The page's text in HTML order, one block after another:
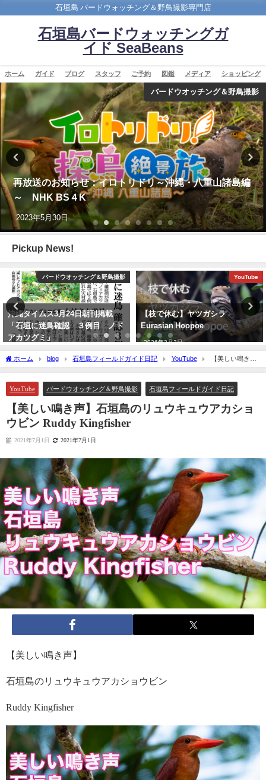
石垣島 バードウォッチング＆野鳥撮影専門店
石垣島バードウォッチングガ
イド SeaBeans
ホーム ガイド ブログ スタッフ ご予約 図鑑 メディア ショッピング
バードウオッチング＆野鳥撮影
再放送のお知らせ：イロトリドリ～沖縄・八重山諸島編
～ NHK BS４K
2023年5月30日
Pickup News!
バードウオッチング＆野鳥撮影
沖縄タイムス3月24日朝刊掲載
「石垣に迷鳥確認 ３例目 ノド
アカツグミ」
YouTube
【枝で休む】ヤツガシラ
Eurasian Hoopoe
2026年3月3日
ホーム blog 石垣島フィールドガイド日記 YouTube
【美しい鳴き
声】石垣島のリュウキュウアカショウビン Ruddy Kingfisher
YouTube バードウオッチング＆野鳥撮影 石垣島フィールドガイド日記
【美しい鳴き声】石垣島のリュウキュウアカショ
ウビン Ruddy Kingfisher
2021年7月1日 2021年7月1日
【美しい鳴き声】
石垣島のリュウキュウアカショウビン
Ruddy Kingfisher